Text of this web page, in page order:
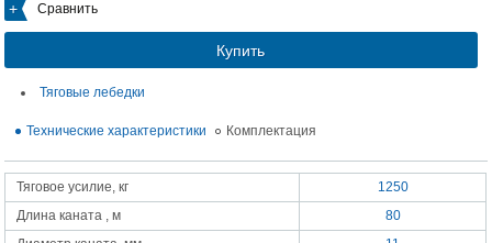
Сравнить
Купить
Тяговые лебедки
Технические характеристики Комплектация
Тяговое усилие, кг
1250
Длина каната , м
80